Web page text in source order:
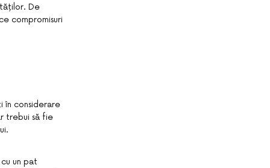
De
compromisuri
în considerare
trebui să fie
un pat